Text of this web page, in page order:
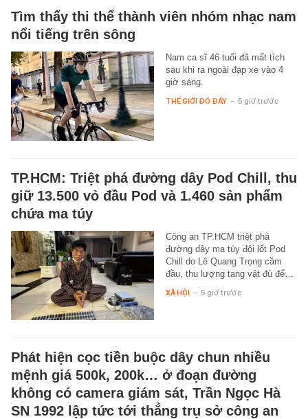
Tìm thấy thi thể thành viên nhóm nhạc nam
nổi tiếng trên sông
Nam ca sĩ 46 tuổi đã mất tích
sau khi ra ngoài đạp xe vào 4
giờ sáng.
THẾ GIỚI ĐÓ ĐÂY - 5 giờ trước
TP.HCM: Triệt phá đường dây Pod Chill, thu
giữ 13.500 vỏ đầu Pod và 1.460 sản phẩm
chứa ma túy
Công an TP.HCM triệt phá
đường dây ma túy đội lốt Pod
Chill do Lê Quang Trọng cầm
đầu, thu lượng tang vật đủ để…
XÃ HỘI - 5 giờ trước
Phát hiện cọc tiền buộc dây chun nhiều
mệnh giá 500k, 200k… ở đoạn đường
không có camera giám sát, Trần Ngọc Hà
SN 1992 lập tức tới thẳng trụ sở công an